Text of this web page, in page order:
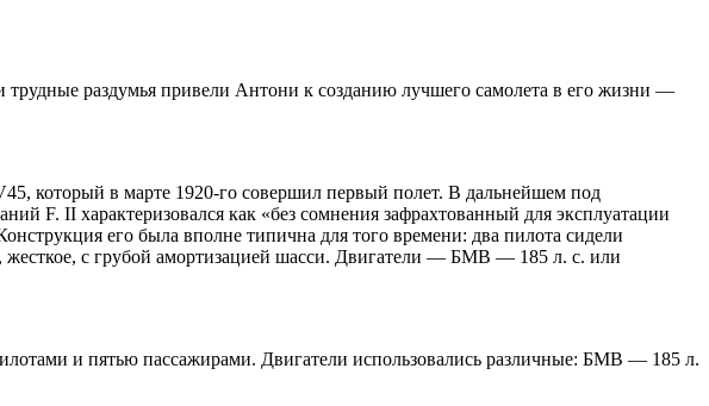
раздумья привели Антони к созданию лучшего самолета в его жизни —
который в марте 1920-го совершил первый полет. В дальнейшем под
F. II характеризовался как «без сомнения зафрахтованный для эксплуатации
его была вполне типична для того времени: два пилота сидели
с грубой амортизацией шасси. Двигатели — БМВ — 185 л. с. или
и пятью пассажирами. Двигатели использовались различные: БМВ — 185 л.